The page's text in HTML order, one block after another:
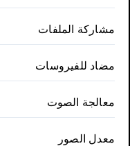
مشاركة الملفات
مضاد للفيروسات
معالجة الصوت
معدل الصور